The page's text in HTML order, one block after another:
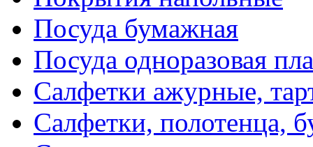
Посуда бумажная
Посуда одноразовая
Салфетки ажурные,
Салфетки, полотенца,